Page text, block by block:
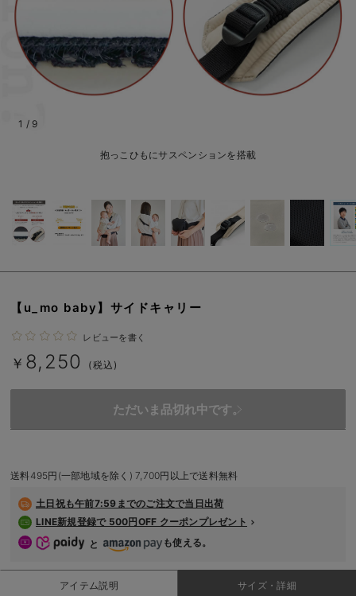
スタイ・よだれかけ（新生児・ベビー）
ベビー帽子（新生児・乳児）
新生児スリーパー・ベビーパジャマ
哺乳瓶
赤ちゃん 洗剤・洗濯用品・お掃除
赤ちゃん お風呂・ベビースキンケア
親子セット
快適機能ウェア特集 トップス
快適機能ウェア特集 ボトムス
ハレの日に着るANGELIEBEのセレモニー
買って正解！高評価レビューアイテム
冬に可愛いニットがお得！
親子コーデ｜ママとベビーにおすすめ！
便利な育児家電
Gift Selection 出産祝い
デロンギ
入院準備の持ち物チェック
かわいくておもしろ
何枚あっても嬉しい
長く使えるアイテム
抱っこひもにサスペンションを搭載
1 / 9
【u_mo baby】サイドキャリー
レビューを書く
￥ 8,250 (税込)
ただいま品切れ中です。
送料495円(一部地域を除く) 7,700円以上で送料無料
土日祝も午前7:59までのご注文で当日出荷
LINE新規登録で 500円OFF クーポンプレゼント
と
も使える。
アイテム説明 サイズ・詳細